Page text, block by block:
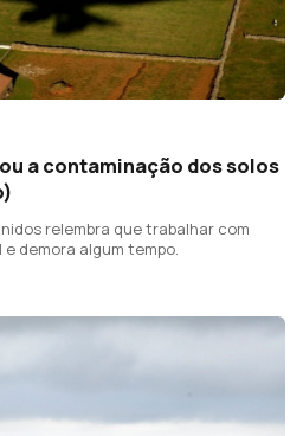
a contaminação dos solos
relembra que trabalhar com
demora algum tempo.